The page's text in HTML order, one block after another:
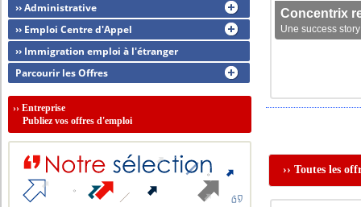
Concentrix
Une success
›› Toutes les
›› Administrative
›› Emploi Centre d'Appel
›› Immigration emploi à l'étranger
Parcourir les Offres
››Entreprise
Publiez vos offres d'emploi